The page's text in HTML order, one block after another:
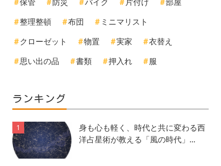
整理整頓
布団
ミニマリスト
クローゼット
物置 実家
衣替え
思い出の品
書類 押入れ 服
ランキング
1
身も心も軽く、時代と共に変わる西
洋占星術が教える「風の時代」...